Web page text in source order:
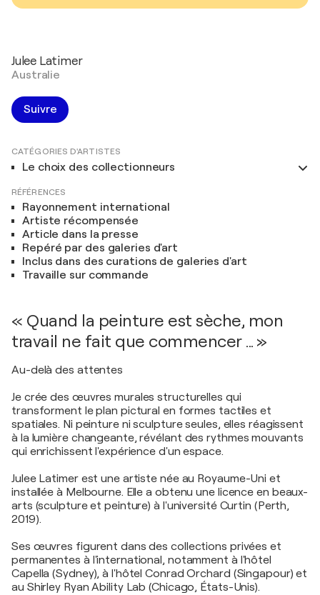
Julee Latimer
Australie
Suivre
CATÉGORIES D'ARTISTES
Le choix des collectionneurs
RÉFÉRENCES
Rayonnement international
Artiste récompensée
Article dans la presse
Repéré par des galeries d'art
Inclus dans des curations de galeries d'art
Travaille sur commande
« Quand la peinture est sèche, mon
travail ne fait que commencer ... »
Au-delà des attentes
Je crée des œuvres murales structurelles qui
transforment le plan pictural en formes tactiles et
spatiales. Ni peinture ni sculpture seules, elles réagissent
à la lumière changeante, révélant des rythmes mouvants
qui enrichissent l'expérience d'un espace.
Julee Latimer est une artiste née au Royaume-Uni et
installée à Melbourne. Elle a obtenu une licence en beaux-
arts (sculpture et peinture) à l'université Curtin (Perth,
2019).
Ses œuvres figurent dans des collections privées et
permanentes à l'international, notamment à l'hôtel
Capella (Sydney), à l'hôtel Conrad Orchard (Singapour) et
au Shirley Ryan Ability Lab (Chicago, États-Unis).